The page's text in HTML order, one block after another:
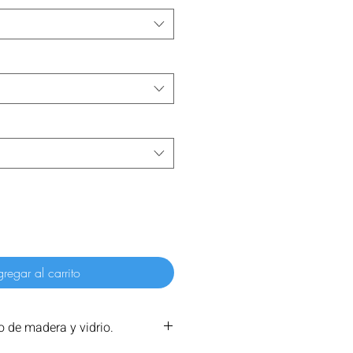
al carrito
de madera y vidrio.